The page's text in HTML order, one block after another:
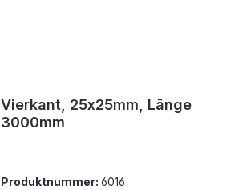
Vierkant, 25x25mm, Länge
3000mm
Produktnummer:6016